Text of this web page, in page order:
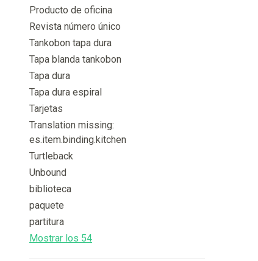
Producto de oficina
Revista número único
Tankobon tapa dura
Tapa blanda tankobon
Tapa dura
Tapa dura espiral
Tarjetas
Translation missing:
es.item.binding.kitchen
Turtleback
Unbound
biblioteca
paquete
partitura
Mostrar los 54